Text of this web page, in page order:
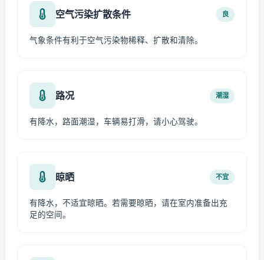
空气污染扩散条件 良
气象条件有利于空气污染物稀释、扩散和清除。
路况 潮湿
有降水，路面潮湿，车辆易打滑，请小心驾驶。
晾晒 不宜
有降水，不适宜晾晒。若需要晾晒，请在室内准备出充
足的空间。